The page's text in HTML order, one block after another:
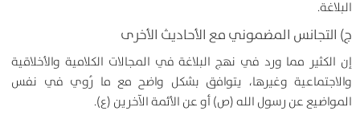
البلاغة.
ج) التجانس المضموني مع الأحاديث الأخرى
إن الكثير مما ورد في نهج البلاغة في المجالات الكلامية والأخلاقية
والاجتماعية وغيرها، يتوافق بشكل واضح مع ما رُوي في نفس
المواضيع عن رسول الله (ص) أو عن الأئمة الآخرين (ع).